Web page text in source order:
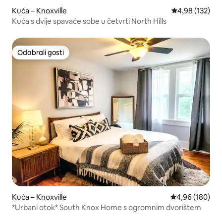
Kuća – Knoxville Prosječna
4,98 (132)
Kuća s dvije spavaće sobe u četvrti North Hills
Odabrali gosti
Odabrali gosti
Kuća – Knoxville Prosječna
4,96 (180)
*Urbani otok* South Knox Home s ogromnim dvorištem